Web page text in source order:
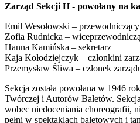
Zarząd Sekcji H - powołany na
Emil Wesołowski – przewodniczący
Zofia Rudnicka –
Hanna Kamińska – sekretarz
Kaja Kołodziejczyk – członkini
Przemysław Śliwa – członek
Sekcja została powołana w 1946
Twórczej i Autorów Baletów.
wobec niedoceniania choreografii,
pełni w spektaklach baletowych i